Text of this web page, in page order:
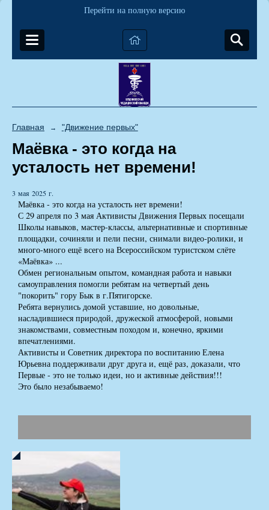
Перейти на полную версию
Главная → "Движение первых"
Маёвка - это когда на
усталость нет времени!
3 мая 2025 г.
Маёвка - это когда на усталость нет времени!
С 29 апреля по 3 мая Активисты Движения Первых посещали
Школы навыков, мастер-классы, альтернативные и спортивные
площадки, сочиняли и пели песни, снимали видео-ролики, и
много-много ещё всего на Всероссийском туристском слёте
«Маёвка» ...
Обмен региональным опытом, командная работа и навыки
самоуправления помогли ребятам на четвертый день
"покорить" гору Бык в г.Пятигорске.
Ребята вернулись домой уставшие, но довольные,
насладившиеся природой, дружеской атмосферой, новыми
знакомствами, совместным походом и, конечно, яркими
впечатлениями.
Активисты и Советник директора по воспитанию Елена
Юрьевна поддерживали друг друга и, ещё раз, доказали, что
Первые - это не только идеи, но и активные действия!!!
Это было незабываемо!